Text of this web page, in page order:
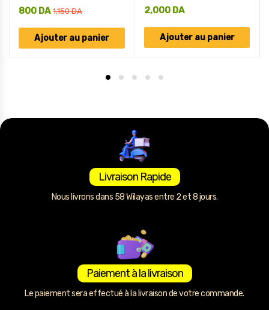
1,150DA
800 DA
Ajouter au panier
2,000 DA
Ajouter au panier
Livraison Rapide
Nous livrons dans 58 Wilayas entre 2 et 8 jours.
Paiement à la livraison
Le paiement sera effectué à la livraison de votre commande.